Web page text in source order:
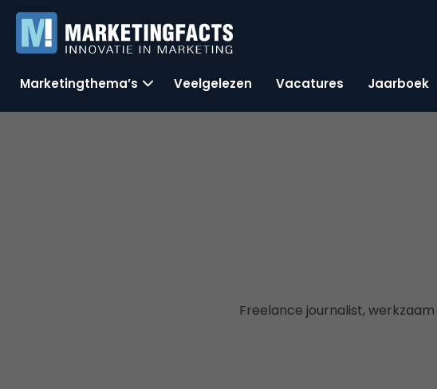
Marketingthema’s Veelgelezen Vacatures Jaarboek
Freelance journalist,